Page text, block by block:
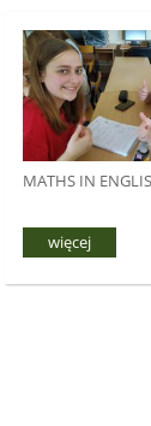
MATHS IN
więcej